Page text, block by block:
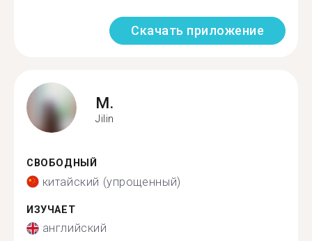
Скачать приложение
M.
Jilin
СВОБОДНЫЙ
китайский (упрощенный)
ИЗУЧАЕТ
английский